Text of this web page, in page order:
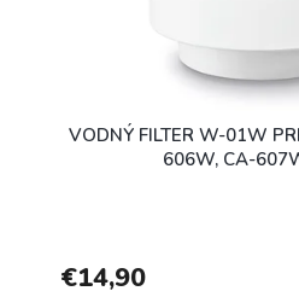
VODNÝ FILTER W-01W
606W, CA-
€14,90